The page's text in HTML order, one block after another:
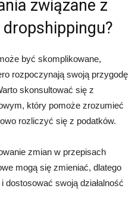
związane z
być skomplikowane,
rozpoczynają swoją przygodę
skonsultować się z
który pomoże zrozumieć
rozliczyć się z podatków.
zmian w przepisach
mogą się zmieniać, dlatego
dostosować swoją działalność